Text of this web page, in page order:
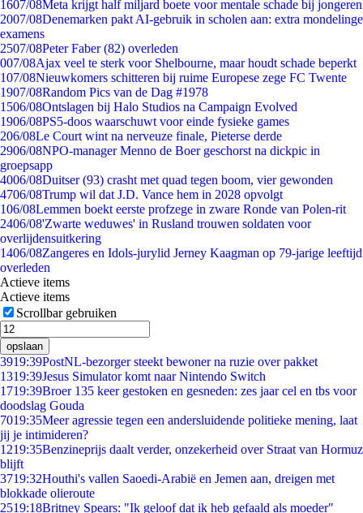
1607/08Meta krijgt half miljard boete voor mentale schade bij jongeren
2007/08Denemarken pakt AI-gebruik in scholen aan: extra mondelinge
examens
2507/08Peter Faber (82) overleden
007/08Ajax veel te sterk voor Shelbourne, maar houdt schade beperkt
107/08Nieuwkomers schitteren bij ruime Europese zege FC Twente
1907/08Random Pics van de Dag #1978
1506/08Ontslagen bij Halo Studios na Campaign Evolved
1906/08PS5-doos waarschuwt voor einde fysieke games
206/08Le Court wint na nerveuze finale, Pieterse derde
2906/08NPO-manager Menno de Boer geschorst na dickpic in
groepsapp
4006/08Duitser (93) crasht met quad tegen boom, vier gewonden
4706/08Trump wil dat J.D. Vance hem in 2028 opvolgt
106/08Lemmen boekt eerste profzege in zware Ronde van Polen-rit
2406/08'Zwarte weduwes' in Rusland trouwen soldaten voor
overlijdensuitkering
1406/08Zangeres en Idols-jurylid Jerney Kaagman op 79-jarige leeftijd
overleden
Actieve items
Actieve items
Scrollbar gebruiken
opslaan
3919:39PostNL-bezorger steekt bewoner na ruzie over pakket
1319:39Jesus Simulator komt naar Nintendo Switch
1719:39Broer 135 keer gestoken en gesneden: zes jaar cel en tbs voor
doodslag Gouda
7019:35Meer agressie tegen een andersluidende politieke mening, laat
jij je intimideren?
1219:35Benzineprijs daalt verder, onzekerheid over Straat van Hormuz
blijft
3719:32Houthi's vallen Saoedi-Arabië en Jemen aan, dreigen met
blokkade olieroute
2519:18Britney Spears: "Ik geloof dat ik heb gefaald als moeder"